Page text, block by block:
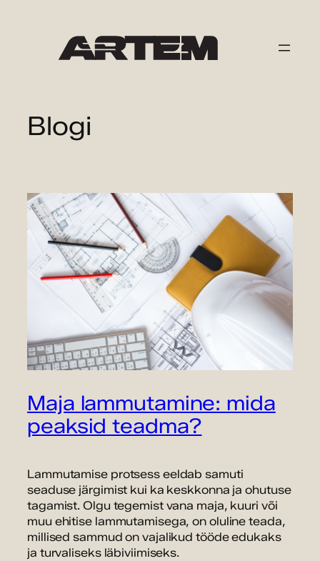
Blogi
Maja lammutamine: mida
peaksid teadma?
Lammutamise protsess eeldab samuti
seaduse järgimist kui ka keskkonna ja ohutuse
tagamist. Olgu tegemist vana maja, kuuri või
muu ehitise lammutamisega, on oluline teada,
millised sammud on vajalikud tööde edukaks
ja turvaliseks läbiviimiseks.